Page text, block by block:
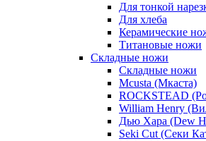
Для тонкой
Для хлеба
Керамические
Титановые ножи
Складные ножи
Складные ножи
Mcusta (Мкаста)
ROCKSTEAD
William Henry
Дью Хара (Dew
Seki Cut (Секи